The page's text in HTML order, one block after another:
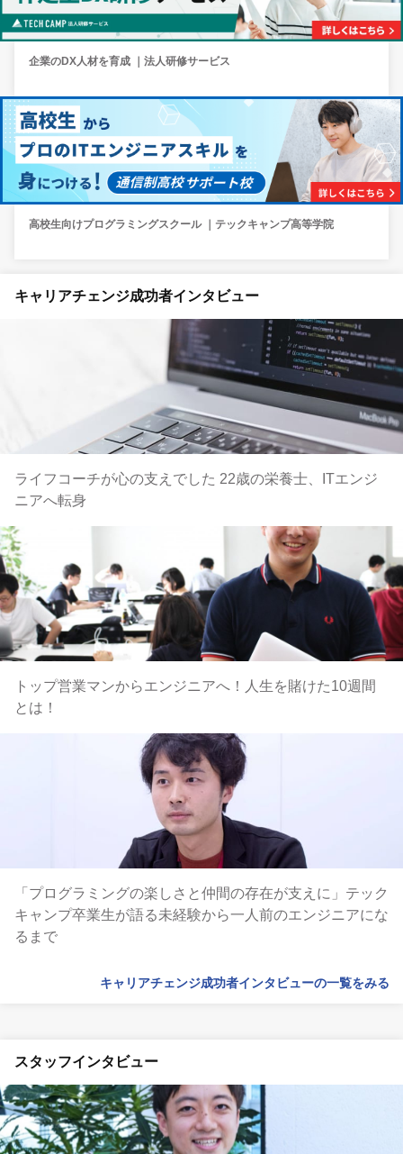
企業のDX人材を育成 ｜法人研修サービス
高校生向けプログラミングスクール ｜テックキャンプ高等学院
キャリアチェンジ成功者インタビュー
ライフコーチが心の支えでした 22歳の栄養士、ITエンジ
ニアへ転身
トップ営業マンからエンジニアへ！人生を賭けた10週間
とは！
「プログラミングの楽しさと仲間の存在が支えに」テック
キャンプ卒業生が語る未経験から一人前のエンジニアにな
るまで
キャリアチェンジ成功者インタビューの一覧をみる
スタッフインタビュー